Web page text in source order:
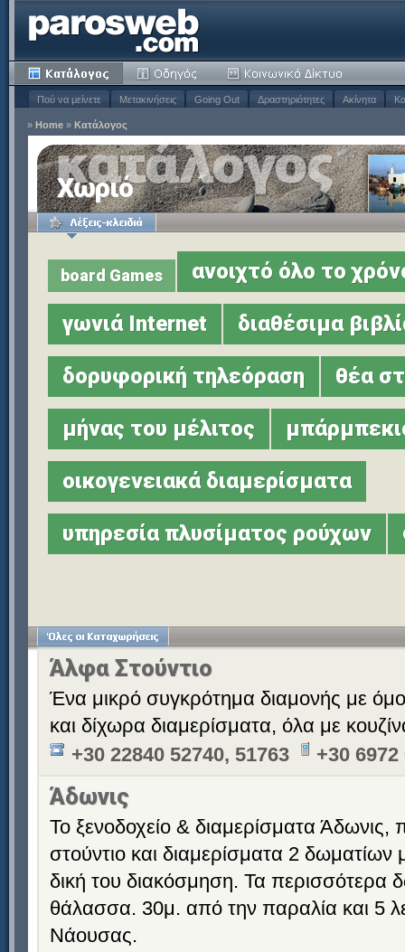
Πού να μείνετε Μετακινήσεις Going Out Δραστηριότητες Ακίνητα
» Home » Κατάλογος
Χωριό
board Games ανοιχτό όλο το
γωνιά Internet διαθέσιμα
δορυφορική τηλεόραση θέα
μήνας του μέλιτος
οικογενειακά διαμερίσματα
υπηρεσία πλυσίματος ρούχων
Άλφα Στούντιο
Ένα μικρό συγκρότημα διαμονής με
και δίχωρα διαμερίσματα, όλα με
+30 22840 52740, 51763
+30 6972
Άδωνις
Το ξενοδοχείο & διαμερίσματα
στούντιο και διαμερίσματα 2 δωματίων
δική του διακόσμηση. Τα περισσότερα
θάλασσα. 30μ. από την παραλία και 5
Νάουσας.